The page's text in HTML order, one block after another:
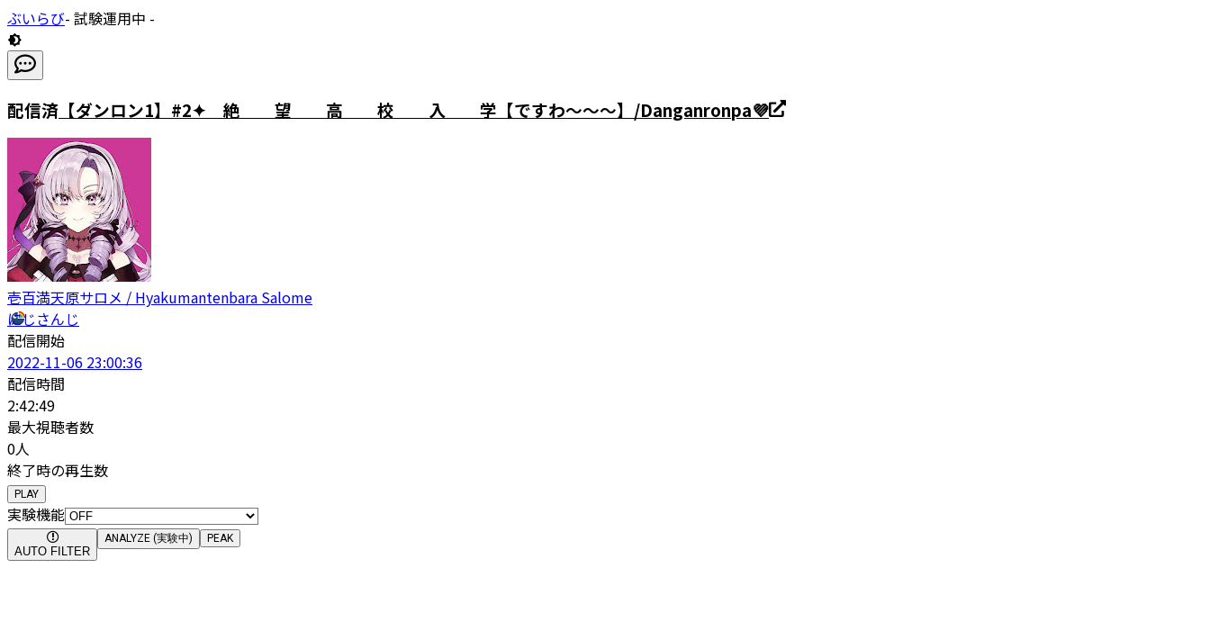
ぶいらび- 試験運用中 -
配信済 【ダンロン1】#2✦ 絶 望 高 校 入 学【ですわ～～～】/Danganronpa💜
壱百満天原サロメ / Hyakumantenbara Salome
にじさんじ
配信開始
2022-11-06 23:00:36
配信時間
2:42:49
最大視聴者数
0人
終了時の再生数
PLAY
実験機能
AUTO FILTER
ANALYZE (実験中) PEAK